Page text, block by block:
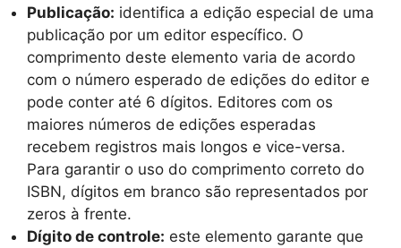
Publicação: identifica a edição especial de uma
publicação por um editor específico. O
comprimento deste elemento varia de acordo
com o número esperado de edições do editor e
pode conter até 6 dígitos. Editores com os
maiores números de edições esperadas
recebem registros mais longos e vice-versa.
Para garantir o uso do comprimento correto do
ISBN, dígitos em branco são representados por
zeros à frente.
Dígito de controle: este elemento garante que